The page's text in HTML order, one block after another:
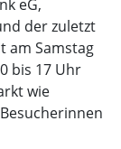
eG,
der zuletzt
am Samstag
bis 17 Uhr
wie